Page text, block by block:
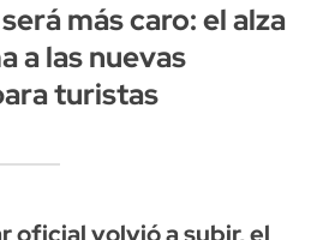
más caro: el alza
a las nuevas
turistas